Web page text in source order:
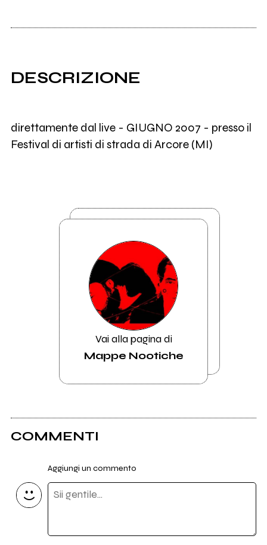
DESCRIZIONE
direttamente dal live - GIUGNO 2007 - presso il
Festival di artisti di strada di Arcore (MI)
Vai alla pagina di
Mappe Nootiche
COMMENTI
Aggiungi un commento